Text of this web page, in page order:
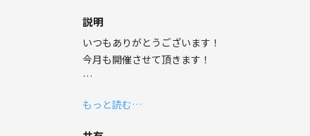
説明
いつもありがとうございます！
今月も開催させて頂きます！
もっと読む…